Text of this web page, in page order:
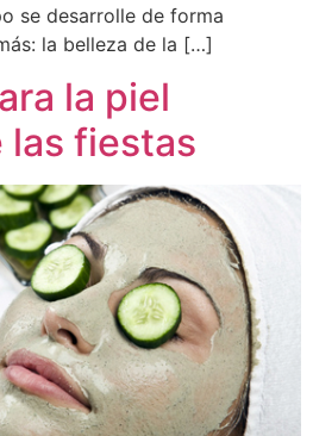
se desarrolle de forma
la belleza de la […]
la piel
las fiestas